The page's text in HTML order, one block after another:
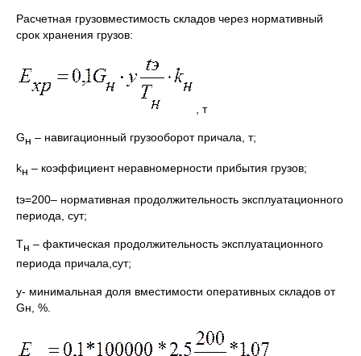
Расчетная грузовместимость складов через нормативный
срок хранения грузов:
, т
Gн – навигационный грузооборот причала, т;
kн – коэффициент неравномерности прибытия грузов;
tэ=200– нормативная продолжительность эксплуатационного
периода, сут;
Тн – фактическая продолжительность эксплуатационного
периода причала,сут;
y- минимальная доля вместимости оперативных складов от
Gн, %.